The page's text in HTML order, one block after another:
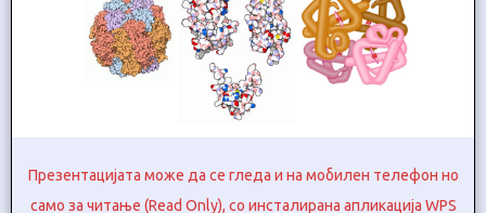
Презентацијата може да се гледа и на мобилен телефон но
само за читање (Read Only), со инсталирана апликација WPS